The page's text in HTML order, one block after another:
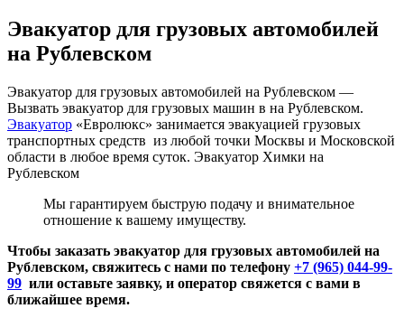
Эвакуатор для грузовых автомобилей
на Рублевском
Эвакуатор для грузовых автомобилей на Рублевском —
Вызвать эвакуатор для грузовых машин в на Рублевском.
Эвакуатор «Евролюкс» занимается эвакуацией грузовых
транспортных средств из любой точки Москвы и Московской
области в любое время суток. Эвакуатор Химки на
Рублевском
Мы гарантируем быструю подачу и внимательное
отношение к вашему имуществу.
Чтобы заказать эвакуатор для грузовых автомобилей на
Рублевском, свяжитесь с нами по телефону +7 (965) 044-99-
99 или оставьте заявку, и оператор свяжется с вами в
ближайшее время.